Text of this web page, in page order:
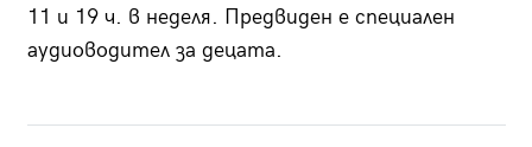
11 и 19 ч. в неделя. Предвиден е специален
аудиоводител за децата.